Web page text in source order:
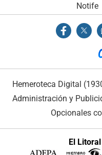
Notife
Hemeroteca Digital
Administración y
Opcionales
El